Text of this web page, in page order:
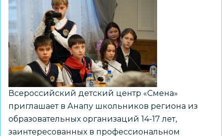
проходит
летняя
инженерная
смена
для
школьников
Всероссийский детский центр «Смена»
приглашает в Анапу школьников региона из
образовательных организаций 14-17 лет,
заинтересованных в профессиональном